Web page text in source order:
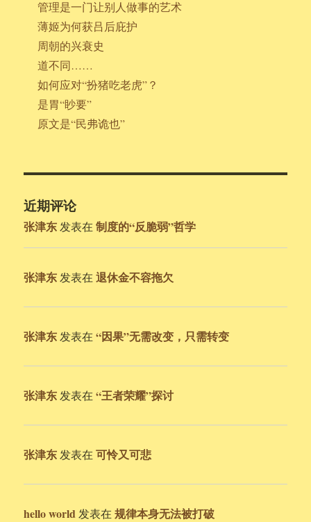
管理是一门让别人做事的艺术
薄姬为何获吕后庇护
周朝的兴衰史
道不同……
如何应对“扮猪吃老虎”？
是胃“眇要”
原文是“民弗诡也”
近期评论
张津东 发表在制度的“反脆弱”哲学
张津东 发表在退休金不容拖欠
张津东 发表在“因果”无需改变，只需转变
张津东 发表在“王者荣耀”探讨
张津东 发表在可怜又可悲
hello world 发表在规律本身无法被打破